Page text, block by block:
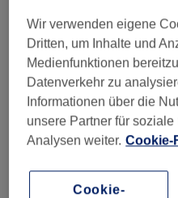
Maniküre & Pediküre (1)
Nagelmodellage (5)
Salonbewertungen
Wir verwenden eigene
Dritten, um Inhalte und
Medienfunktionen
Datenverkehr zu
Informationen über die
unsere Partner für
Analysen weiter. Cookie-
Cookie-